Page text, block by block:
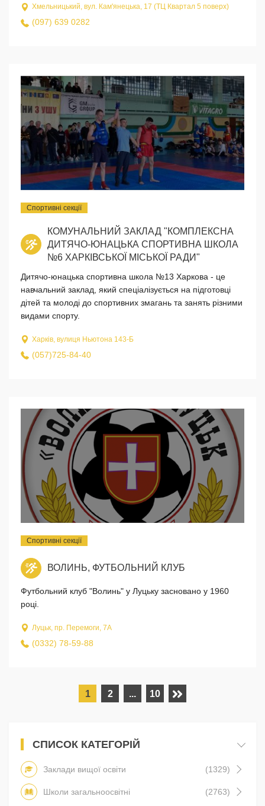
Хмельницький, вул. Кам'янецька, 17 (ТЦ Квартал 5 поверх)
(097) 639 0282
Спортивні секції
КОМУНАЛЬНИЙ ЗАКЛАД "КОМПЛЕКСНА
ДИТЯЧО-ЮНАЦЬКА СПОРТИВНА ШКОЛА
№6 ХАРКІВСЬКОЇ МІСЬКОЇ РАДИ"
Дитячо-юнацька спортивна школа №13 Харкова - це
навчальний заклад, який спеціалізується на підготовці
дітей та молоді до спортивних змагань та занять різними
видами спорту.
Харків, вулиця Ньютона 143-Б
(057)725-84-40
Спортивні секції
ВОЛИНЬ, ФУТБОЛЬНИЙ КЛУБ
Футбольний клуб "Волинь" у Луцьку засновано у 1960
році.
Луцьк, пр. Перемоги, 7A
(0332) 78-59-88
1 2 ... 10
СПИСОК КАТЕГОРІЙ
Заклади вищої освіти (1329)
Школи загальноосвітні (2763)